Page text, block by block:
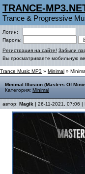
TRANCE-
Trance & Progressive
Логин:
Пароль:
Регистрация на сайте! Забыли
Вы просматриваете мобильную
Trance Music MP3 » Minimal »
Minimal Illusion (Masters Of
Категория: Minimal
автор: Magik | 26-11-2021, 07:06 |